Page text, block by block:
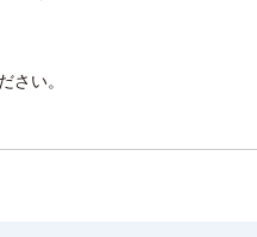
い。